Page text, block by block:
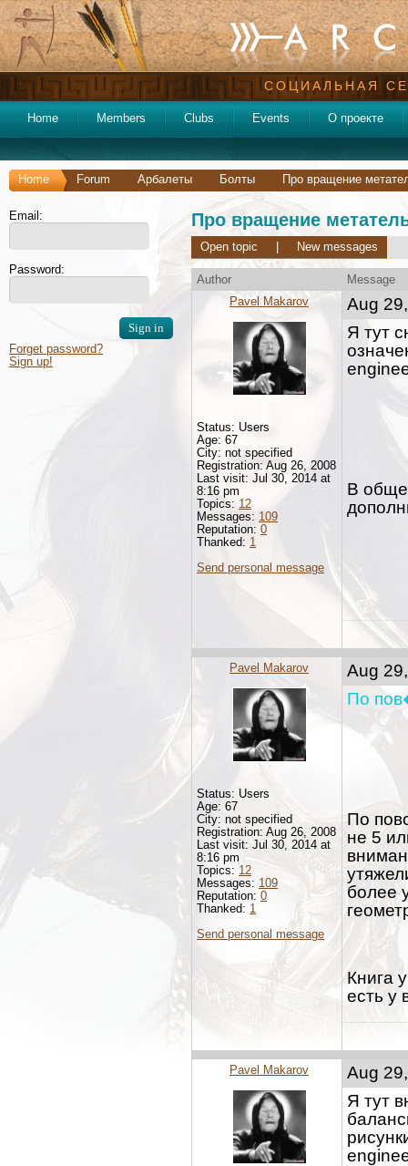
СОЦИАЛЬНАЯ
Home Members Clubs Events О проекте
Home Forum Арбалеты Болты Про вращение
Email:
Password:
Forget password?
Sign up!
Про вращение
Open topic New messages
Author Message
Aug
Я тут
В
Pavel Makarov
Status: Users
Age: 67
City: not specified
Registration: Aug 26, 2008
Last visit: Jul 30, 2014 at
8:16 pm
Topics: 12
Messages: 109
Reputation: 0
Thanked: 1
Send personal message
Aug
По
По
не 5
более
Книга
есть у
Pavel Makarov
Status: Users
Age: 67
City: not specified
Registration: Aug 26, 2008
Last visit: Jul 30, 2014 at
8:16 pm
Topics: 12
Messages: 109
Reputation: 0
Thanked: 1
Send personal message
Aug
Я тут
Pavel Makarov